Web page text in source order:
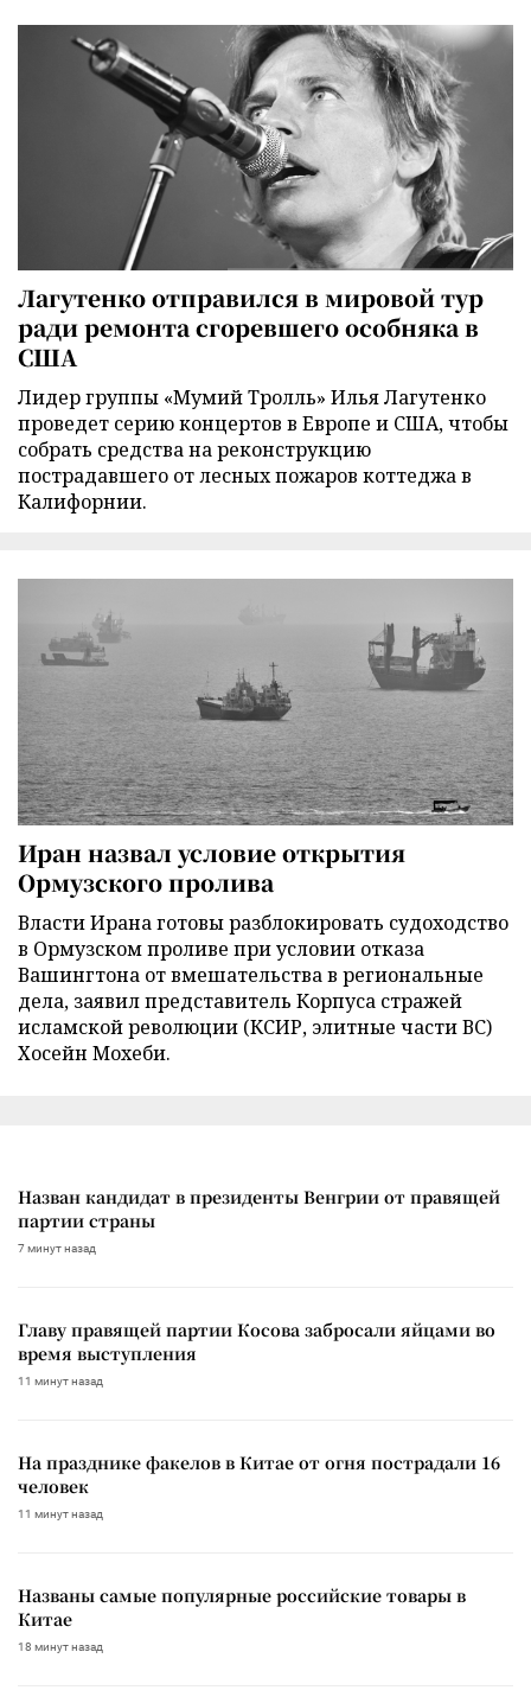
Лагутенко отправился в мировой тур
ради ремонта сгоревшего особняка в
США
Лидер группы «Мумий Тролль» Илья Лагутенко
проведет серию концертов в Европе и США, чтобы
собрать средства на реконструкцию
пострадавшего от лесных пожаров коттеджа в
Калифорнии.
Иран назвал условие открытия
Ормузского пролива
Власти Ирана готовы разблокировать судоходство
в Ормузском проливе при условии отказа
Вашингтона от вмешательства в региональные
дела, заявил представитель Корпуса стражей
исламской революции (КСИР, элитные части ВС)
Хосейн Мохеби.
Назван кандидат в президенты Венгрии от правящей
партии страны
7 минут назад
Главу правящей партии Косова забросали яйцами во
время выступления
11 минут назад
На празднике факелов в Китае от огня пострадали 16
человек
11 минут назад
Названы самые популярные российские товары в
Китае
18 минут назад